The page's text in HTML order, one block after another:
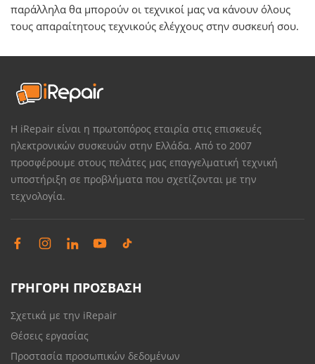
παράλληλα θα μπορούν οι τεχνικοί μας να κάνουν όλους
τους απαραίτητους τεχνικούς ελέγχους στην συσκευή σου.
Η iRepair είναι η πρωτοπόρος εταιρία στις επισκευές
ηλεκτρονικών συσκευών στην Ελλάδα. Από το 2007
προσφέρουμε στους πελάτες μας επαγγελματική τεχνική
υποστήριξη σε προβλήματα που σχετίζονται με την
τεχνολογία.
ΓΡΗΓΟΡΗ ΠΡΟΣΒΑΣΗ
Σχετικά με την iRepair
Θέσεις εργασίας
Προστασία προσωπικών δεδομένων